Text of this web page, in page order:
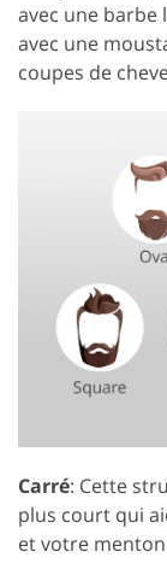
avec une barbe
avec une
coupes de
Carré: Cette
plus court qui
et votre